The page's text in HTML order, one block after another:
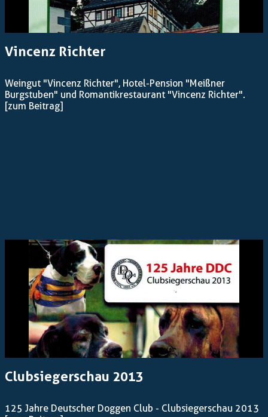
Vincenz Richter
Weingut "Vincenz Richter", Hotel-Pension "Meißner
Burgstuben" und Romantikrestaurant "Vincenz Richter".
[zum Beitrag]
Clubsiegerschau 2013
125 Jahre Deutscher Doggen Club - Clubsiegerschau 2013